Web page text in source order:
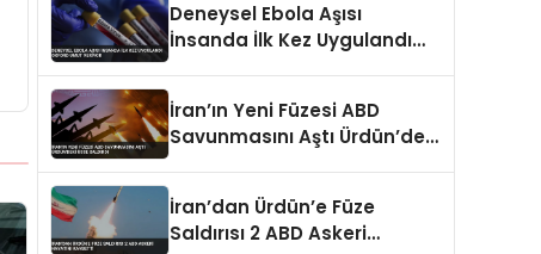
Deneysel Ebola Aşısı
İnsanda İlk Kez Uygulandı
İran’ın Yeni Füzesi ABD
Savunmasını Aştı Ürdün’deki
İran’dan Ürdün’e Füze
Saldırısı 2 ABD Askeri